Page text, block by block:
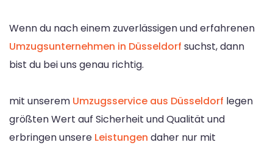
Wenn du nach einem zuverlässigen und erfahrenen
Umzugsunternehmen in Düsseldorf suchst, dann
bist du bei uns genau richtig.
mit unserem Umzugsservice aus Düsseldorf legen
größten Wert auf Sicherheit und Qualität und
erbringen unsere Leistungen daher nur mit